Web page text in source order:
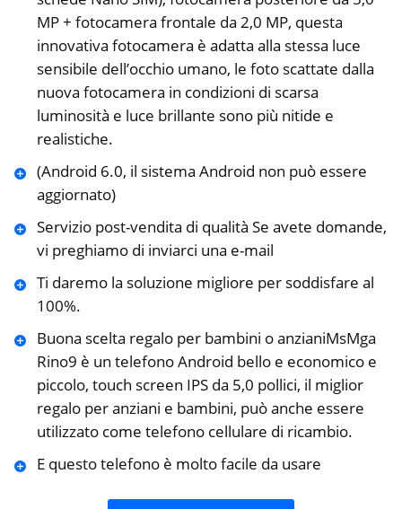
MP + fotocamera frontale da 2,0 MP, questa
innovativa fotocamera è adatta alla stessa luce
sensibile dell’occhio umano, le foto scattate dalla
nuova fotocamera in condizioni di scarsa
luminosità e luce brillante sono più nitide e
realistiche.
(Android 6.0, il sistema Android non può essere
aggiornato)
️Servizio post-vendita di qualità Se avete domande,
vi preghiamo di inviarci una e-mail
Ti daremo la soluzione migliore per soddisfare al
100%.
️Buona scelta regalo per bambini o anzianiMsMga
Rino9 è un telefono Android bello e economico e
piccolo, touch screen IPS da 5,0 pollici, il miglior
regalo per anziani e bambini, può anche essere
utilizzato come telefono cellulare di ricambio.
E questo telefono è molto facile da usare